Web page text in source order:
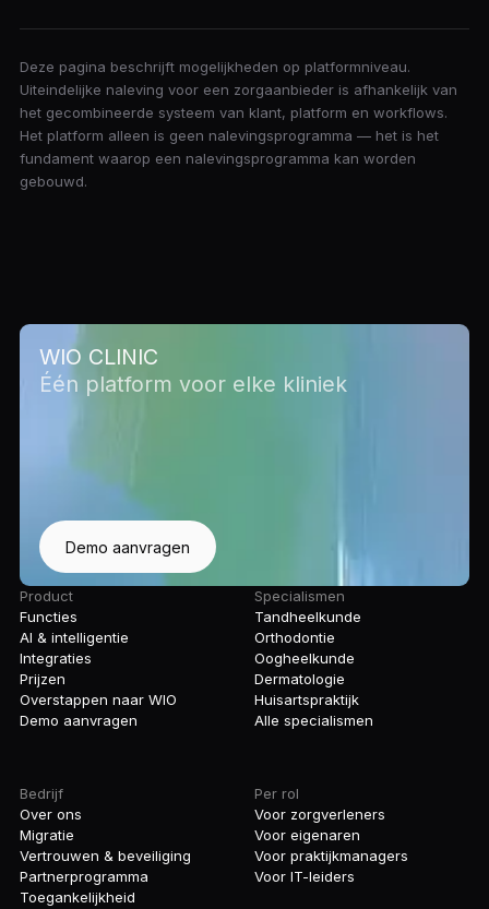
Deze pagina beschrijft mogelijkheden op platformniveau.
Uiteindelijke naleving voor een zorgaanbieder is afhankelijk van
het gecombineerde systeem van klant, platform en workflows.
Het platform alleen is geen nalevingsprogramma — het is het
fundament waarop een nalevingsprogramma kan worden
gebouwd.
WIO CLINIC
Één platform voor elke kliniek
Demo aanvragen
Product
Functies
AI & intelligentie
Integraties
Prijzen
Overstappen naar WIO
Demo aanvragen
Specialismen
Tandheelkunde
Orthodontie
Oogheelkunde
Dermatologie
Huisartspraktijk
Alle specialismen
Bedrijf
Over ons
Migratie
Vertrouwen & beveiliging
Partnerprogramma
Toegankelijkheid
Per rol
Voor zorgverleners
Voor eigenaren
Voor praktijkmanagers
Voor IT-leiders